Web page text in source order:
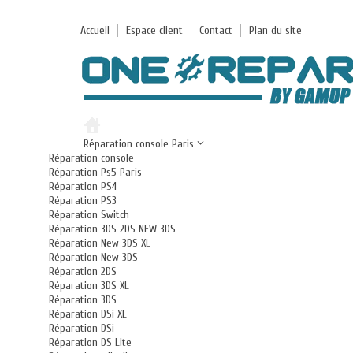
Accueil Espace client Contact Plan du site
Réparation console Paris
Réparation console
Réparation Ps5 Paris
Réparation PS4
Réparation PS3
Réparation Switch
Réparation 3DS 2DS NEW 3DS
Réparation New 3DS XL
Réparation New 3DS
Réparation 2DS
Réparation 3DS XL
Réparation 3DS
Réparation DSi XL
Réparation DSi
Réparation DS Lite